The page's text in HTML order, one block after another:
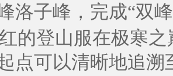
洛子峰，完成“双
的登山服在极寒
点可以清晰地追